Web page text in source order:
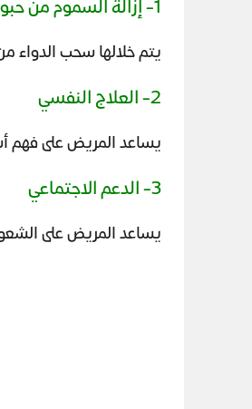
1- إزالة السموم من حبوب الفاليوم
يتم خلالها سحب الدواء
2- العلاج النفسي
يساعد المريض على فهم
3- الدعم الاجتماعي
يساعد المريض على